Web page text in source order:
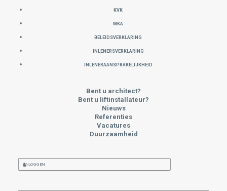
KVK
WKA
Beleidsverklaring
INLENERSVERKLARING
INLENERAANSPRAKELIJKHEID
Bent u architect?
Bent u liftinstallateur?
Nieuws
Referenties
Vacatures
Duurzaamheid
INLOGGEN